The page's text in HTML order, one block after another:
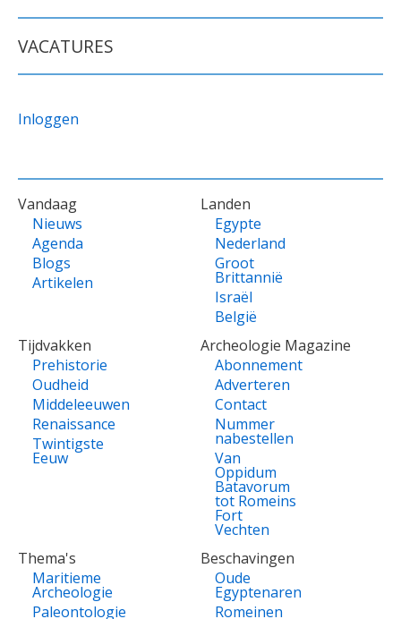
VACATURES
Inloggen
VOET
Vandaag
Nieuws
Agenda
Blogs
Artikelen
Landen
Egypte
Nederland
Groot
Brittannië
Israël
België
Tijdvakken
Prehistorie
Oudheid
Middeleeuwen
Renaissance
Twintigste
Eeuw
Archeologie Magazine
Abonnement
Adverteren
Contact
Nummer
nabestellen
Van
Oppidum
Batavorum
tot Romeins
Fort
Vechten
Thema's
Maritieme
Archeologie
Paleontologie
Beschavingen
Oude
Egyptenaren
Romeinen